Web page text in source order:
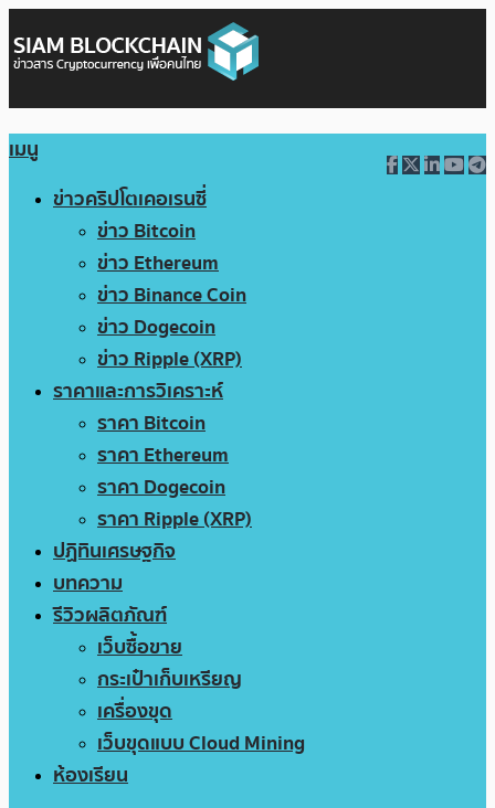
เมนู
ข่าวคริปโตเคอเรนซี่
ข่าว Bitcoin
ข่าว Ethereum
ข่าว Binance Coin
ข่าว Dogecoin
ข่าว Ripple (XRP)
ราคาและการวิเคราะห์
ราคา Bitcoin
ราคา Ethereum
ราคา Dogecoin
ราคา Ripple (XRP)
ปฏิทินเศรษฐกิจ
บทความ
รีวิวผลิตภัณฑ์
เว็บซื้อขาย
กระเป๋าเก็บเหรียญ
เครื่องขุด
เว็บขุดแบบ Cloud Mining
ห้องเรียน